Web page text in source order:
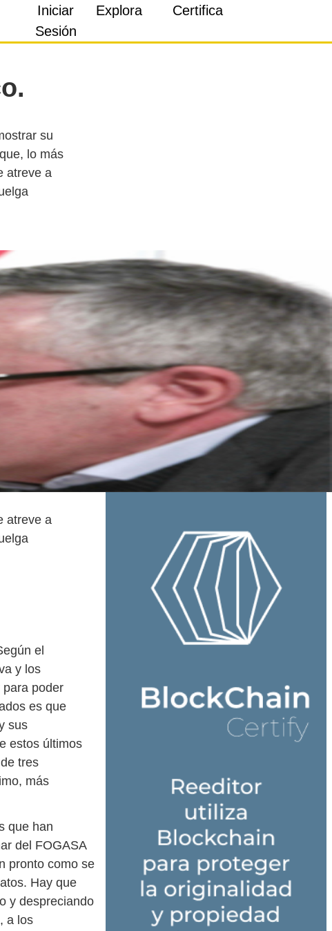
Iniciar
Sesión
Explora Certifica
su
lo más
atreve a
atreve a
el
y los
poder
es que
sus
estos últimos
tres
más
que han
del FOGASA
pronto como se
Hay que
y despreciando
a los